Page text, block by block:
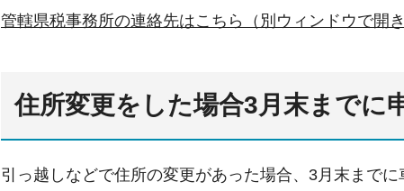
管轄県税事務所の連絡先はこちら（別ウィンドウで開き
住所変更をした場合3月末までに
引っ越しなどで住所の変更があった場合、3月末まで